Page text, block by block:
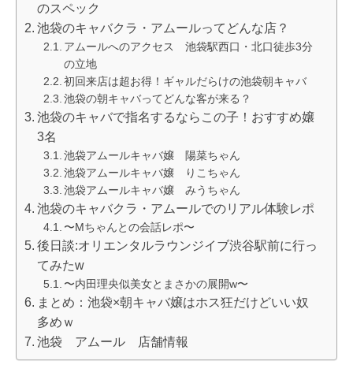
のスペック
池袋のキャバクラ・アムールってどんな店？
アムールへのアクセス 池袋駅西口・北口徒歩3分
の立地
初回来店は超お得！ギャルだらけの池袋朝キャバ
池袋の朝キャバってどんな客が来る？
池袋のキャバで指名するならこの子！おすすめ嬢
3名
池袋アムールキャバ嬢 陽菜ちゃん
池袋アムールキャバ嬢 りこちゃん
池袋アムールキャバ嬢 みうちゃん
池袋のキャバクラ・アムールでのリアル体験レポ
〜Mちゃんとの会話レポ〜
後日談:オリエンタルラウンジイブ渋谷駅前に行っ
てみたw
〜内田理央似美女とまさかの展開w〜
まとめ：池袋×朝キャバ嬢はホス狂だけどいい奴
多めｗ
池袋 アムール 店舗情報